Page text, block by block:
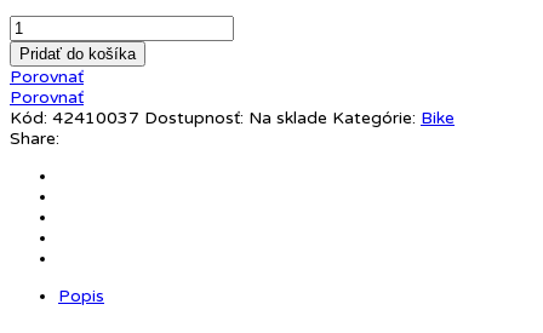
Pridať do košíka
Porovnať
Porovnať
Kód: 42410037 Dostupnosť: Na sklade Kategórie: Bike
Share:
Popis